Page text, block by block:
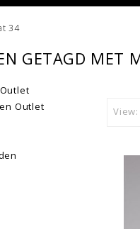
34
GETAGD MET
Outlet
View: